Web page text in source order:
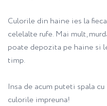
Culorile din haine ies la
celelalte rufe. Mai mult,
poate depozita pe haine si
timp.
Insa de acum puteti spala
culorile impreuna!